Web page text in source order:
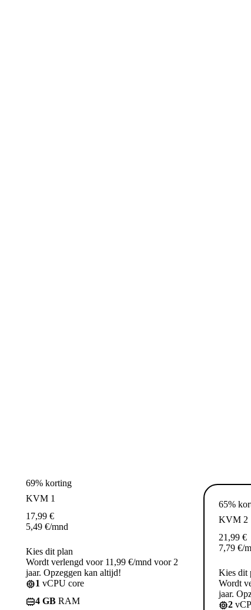
69% korting
KVM 1
17,99 €
5,49 €/mnd
Kies dit plan
Wordt verlengd voor 11,99 €/mnd voor 2
jaar. Opzeggen kan altijd!
1 vCPU core
4 GB RAM
65%
KVM 2
21,99 €
7,79 €/
Kies dit
Wordt
jaar.
2